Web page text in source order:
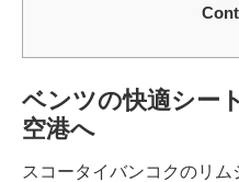
ベンツの快適シー
空港へ
スコータイバンコクのリ